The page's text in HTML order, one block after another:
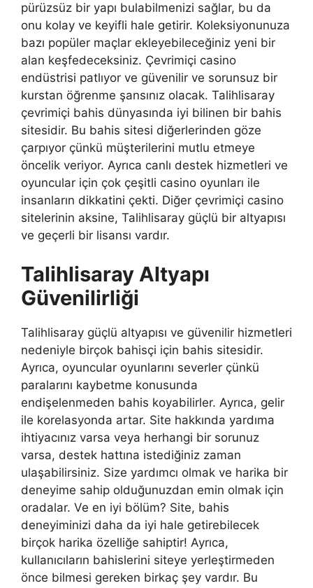
pürüzsüz bir yapı bulabilmenizi sağlar, bu da
onu kolay ve keyifli hale getirir. Koleksiyonunuza
bazı popüler maçlar ekleyebileceğiniz yeni bir
alan keşfedeceksiniz. Çevrimiçi casino
endüstrisi patlıyor ve güvenilir ve sorunsuz bir
kurstan öğrenme şansınız olacak. Talihlisaray
çevrimiçi bahis dünyasında iyi bilinen bir bahis
sitesidir. Bu bahis sitesi diğerlerinden göze
çarpıyor çünkü müşterilerini mutlu etmeye
öncelik veriyor. Ayrıca canlı destek hizmetleri ve
oyuncular için çok çeşitli casino oyunları ile
insanların dikkatini çekti. Diğer çevrimiçi casino
sitelerinin aksine, Talihlisaray güçlü bir altyapısı
ve geçerli bir lisansı vardır.
Talihlisaray Altyapı
Güvenilirliği
Talihlisaray güçlü altyapısı ve güvenilir hizmetleri
nedeniyle birçok bahisçi için bahis sitesidir.
Ayrıca, oyuncular oyunlarını severler çünkü
paralarını kaybetme konusunda
endişelenmeden bahis koyabilirler. Ayrıca, gelir
ile korelasyonda artar. Site hakkında yardıma
ihtiyacınız varsa veya herhangi bir sorunuz
varsa, destek hattına istediğiniz zaman
ulaşabilirsiniz. Size yardımcı olmak ve harika bir
deneyime sahip olduğunuzdan emin olmak için
oradalar. Ve en iyi bölüm? Site, bahis
deneyiminizi daha da iyi hale getirebilecek
birçok harika özelliğe sahiptir! Ayrıca,
kullanıcıların bahislerini siteye yerleştirmeden
önce bilmesi gereken birkaç şey vardır. Bu